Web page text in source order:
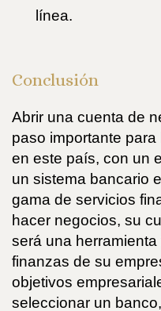
línea.
Conclusión
Abrir una cuenta de
paso importante
en este país, con un
un sistema bancario
gama de servicios
hacer negocios, su
será una
finanzas de su
objetivos
seleccionar un